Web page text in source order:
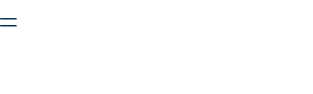
безопасную работу с сайтом. Пожалуйста